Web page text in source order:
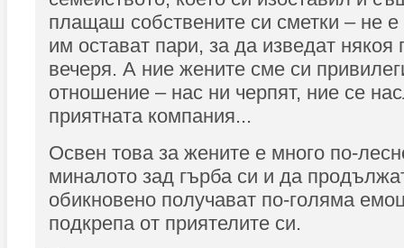
плащаш собствените си сметки – не
им остават пари, за да изведат някоя
вечеря. А ние жените сме си
отношение – нас ни черпят, ние се
приятната компания...
Освен това за жените е много по-
миналото зад гърба си и да
обикновено получават по-голяма
подкрепа от приятелите си.